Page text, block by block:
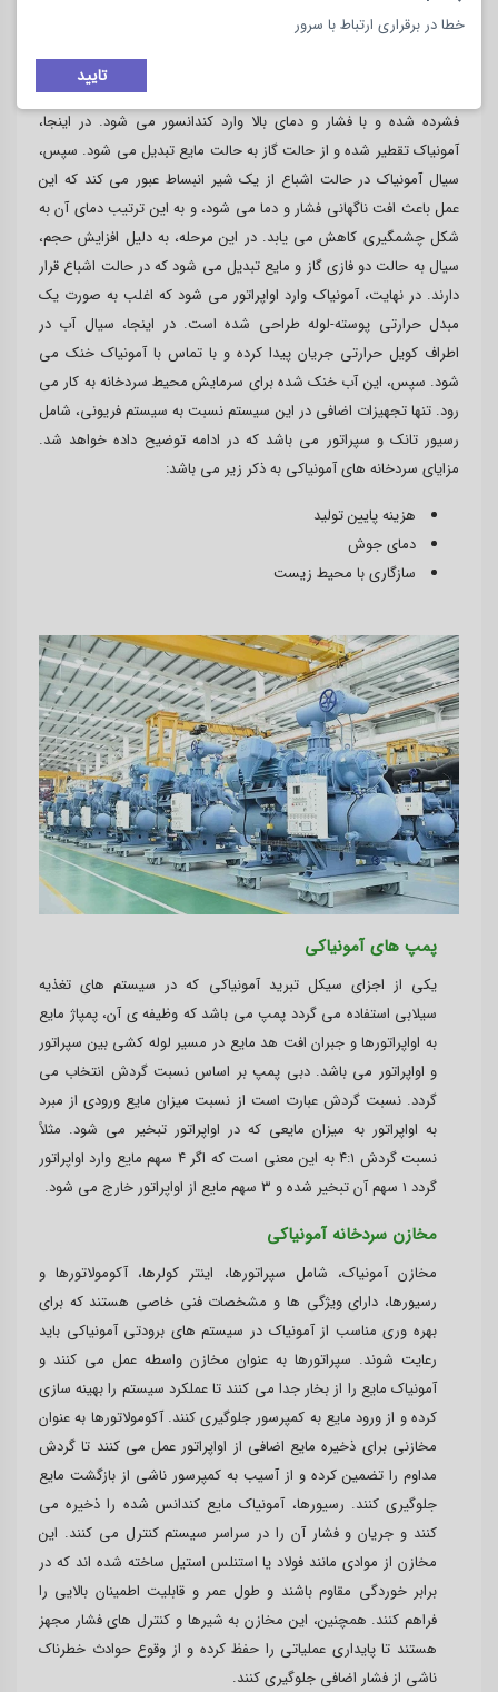
سردخانه های آمونیاکی
روش عملکرد سردخانه های آمونیاکی به شدت به سردخانه های فریونی
شبیه است. در این سیستم، آمونیاک به صورت بخار توسط کمپرسور
فشرده شده و با فشار و دمای بالا وارد کندانسور می شود. در اینجا،
آمونیاک تقطیر شده و از حالت گاز به حالت مایع تبدیل می شود. سپس،
سیال آمونیاک در حالت اشباع از یک شیر انبساط عبور می کند که این
عمل باعث افت ناگهانی فشار و دما می شود، و به این ترتیب دمای آن به
شکل چشمگیری کاهش می یابد. در این مرحله، به دلیل افزایش حجم،
سیال به حالت دو فازی گاز و مایع تبدیل می شود که در حالت اشباع قرار
دارند. در نهایت، آمونیاک وارد اواپراتور می شود که اغلب به صورت یک
مبدل حرارتی پوسته-لوله طراحی شده است. در اینجا، سیال آب در
اطراف کویل حرارتی جریان پیدا کرده و با تماس با آمونیاک خنک می
شود. سپس، این آب خنک شده برای سرمایش محیط سردخانه به کار می
رود. تنها تجهیزات اضافی در این سیستم نسبت به سیستم فریونی، شامل
رسیور تانک و سپراتور می باشد که در ادامه توضیح داده خواهد شد.
مزایای سردخانه های آمونیاکی به ذکر زیر می باشد:
هزینه پایین تولید
دمای جوش
سازگاری با محیط زیست
پمپ های آمونیاکی
یکی از اجزای سیکل تبرید آمونیاکی که در سیستم های تغذیه
سیلابی استفاده می گردد پمپ می باشد که وظیفه ی آن، پمپاژ مایع
به اواپراتورها و جبران افت هد مایع در مسیر لوله کشی بین سپراتور
و اواپراتور می باشد. دبی پمپ بر اساس نسبت گردش انتخاب می
گردد. نسبت گردش عبارت است از نسبت میزان مایع ورودی از مبرد
به اواپراتور به میزان مایعی که در اواپراتور تبخیر می شود. مثلاً
نسبت گردش ۴:۱ به این معنی است که اگر ۴ سهم مایع وارد اواپراتور
گردد ۱ سهم آن تبخیر شده و ۳ سهم مایع از اواپراتور خارج می شود.
مخازن سردخانه آمونیاکی
مخازن آمونیاک، شامل سپراتورها، اینتر کولرها، آکومولاتورها و
رسیورها، دارای ویژگی ها و مشخصات فنی خاصی هستند که برای
بهره وری مناسب از آمونیاک در سیستم های برودتی آمونیاکی باید
رعایت شوند. سپراتورها به عنوان مخازن واسطه عمل می کنند و
آمونیاک مایع را از بخار جدا می کنند تا عملکرد سیستم را بهینه سازی
کرده و از ورود مایع به کمپرسور جلوگیری کنند. آکومولاتورها به عنوان
مخازنی برای ذخیره مایع اضافی از اواپراتور عمل می کنند تا گردش
مداوم را تضمین کرده و از آسیب به کمپرسور ناشی از بازگشت مایع
جلوگیری کنند. رسیورها، آمونیاک مایع کندانس شده را ذخیره می
کنند و جریان و فشار آن را در سراسر سیستم کنترل می کنند. این
مخازن از موادی مانند فولاد یا استنلس استیل ساخته شده اند که در
برابر خوردگی مقاوم باشند و طول عمر و قابلیت اطمینان بالایی را
فراهم کنند. همچنین، این مخازن به شیرها و کنترل های فشار مجهز
هستند تا پایداری عملیاتی را حفظ کرده و از وقوع حوادث خطرناک
ناشی از فشار اضافی جلوگیری کنند.
خطا در برقراری ارتباط با سرور
تایید